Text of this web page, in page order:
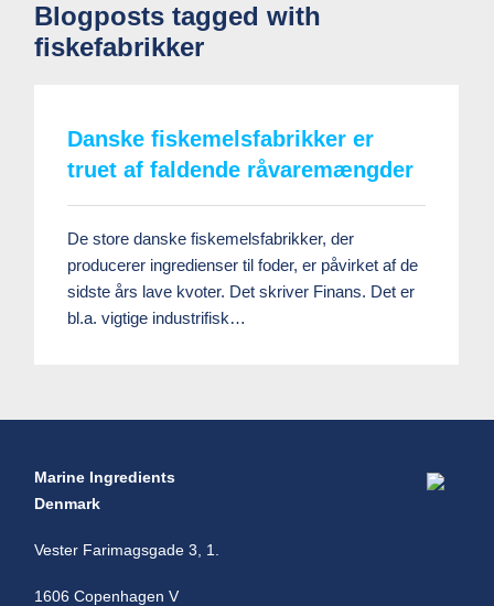
Blogposts tagged with
fiskefabrikker
Danske fiskemelsfabrikker er
truet af faldende råvaremængder
De store danske fiskemelsfabrikker, der
producerer ingredienser til foder, er påvirket af de
sidste års lave kvoter. Det skriver Finans. Det er
bl.a. vigtige industrifisk…
Marine Ingredients
Denmark
Vester Farimagsgade 3, 1.
1606 Copenhagen V